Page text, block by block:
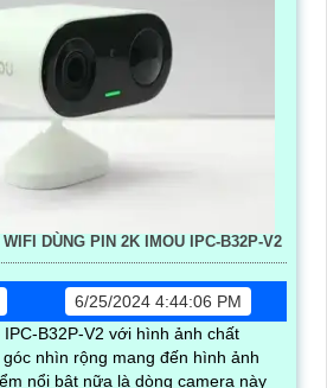
DÙNG PIN 2K IMOU IPC-B32P-V2
6/25/2024 4:44:06 PM
nhìn rộng mang đến hình ảnh